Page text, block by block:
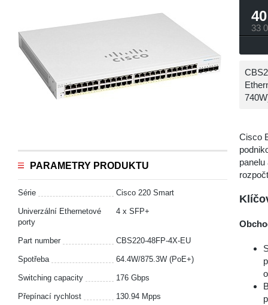
PARAMETRY PRODUKTU
Série Cisco 220 Smart
Univerzální Ethernetové
porty
4 x SFP+
Part number CBS220-48FP-4X-EU
Spotřeba 64.4W/875.3W (PoE+)
Switching capacity 176 Gbps
Přepínací rychlost 130.94 Mpps
33
Cisco